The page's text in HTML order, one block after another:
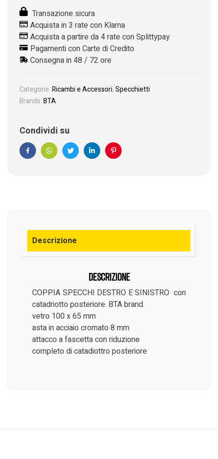
Transazione sicura
Acquista in 3 rate con Klarna
Acquista a partire da 4 rate con Splittypay
Pagamenti con Carte di Credito
Consegna in 48 / 72 ore
Categorie:Ricambi e Accessori,Specchietti
Brands:BTA
Condividi su
FacebookWhatsAppTwitterLinkedinPinterest
Descrizione
Descrizione
COPPIA SPECCHI DESTRO E SINISTRO con
catadriotto posteriore. BTA brand.
vetro 100 x 65 mm
asta in acciaio cromato 8 mm
attacco a fascetta con riduzione
completo di catadiottro posteriore